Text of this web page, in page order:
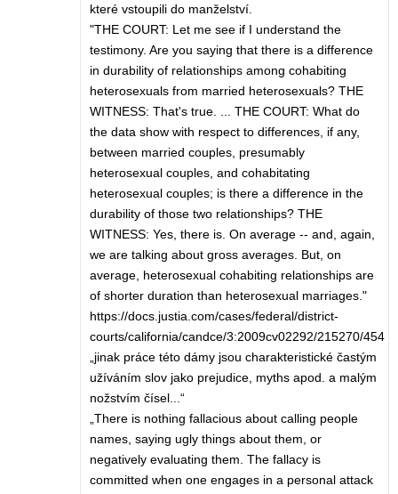
které vstoupili do manželství.
"THE COURT: Let me see if I understand the
testimony. Are you saying that there is a difference
in durability of relationships among cohabiting
heterosexuals from married heterosexuals? THE
WITNESS: That's true. ... THE COURT: What do
the data show with respect to differences, if any,
between married couples, presumably
heterosexual couples, and cohabitating
heterosexual couples; is there a difference in the
durability of those two relationships? THE
WITNESS: Yes, there is. On average -- and, again,
we are talking about gross averages. But, on
average, heterosexual cohabiting relationships are
of shorter duration than heterosexual marriages."
https://docs.justia.com/cases/federal/district-
courts/california/candce/3:2009cv02292/215270/454
„jinak práce této dámy jsou charakteristické častým
užíváním slov jako prejudice, myths apod. a malým
nožstvím čísel...“
„There is nothing fallacious about calling people
names, saying ugly things about them, or
negatively evaluating them. The fallacy is
committed when one engages in a personal attack